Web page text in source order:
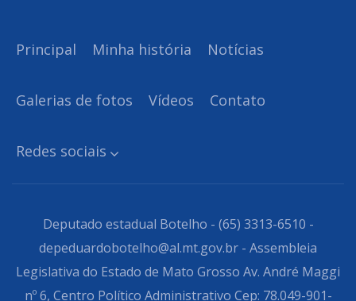
Principal Minha história Notícias
Galerias de fotos Vídeos Contato
Redes sociais
Deputado estadual Botelho - (65) 3313-6510 -
depeduardobotelho@al.mt.gov.br - Assembleia
Legislativa do Estado de Mato Grosso Av. André Maggi
nº 6, Centro Político Administrativo Cep: 78.049-901-